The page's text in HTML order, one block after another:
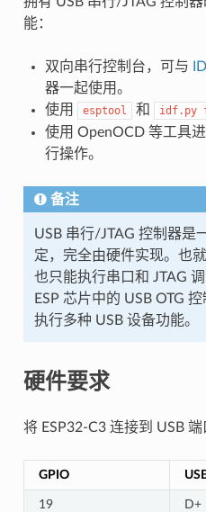
能：
双向串行控制台，可与
器一起使用。
使用
esptool 和 idf.py
使用 OpenOCD 等工具
行操作。
备注
USB 串行/JTAG 控制器是
定，完全由硬件实现。也
也只能执行串口和 JTAG
ESP 芯片中的 USB OTG
执行多种 USB 设备功能。
硬件要求
将 ESP32-C3 连接到 USB 端
GPIO
19 D+